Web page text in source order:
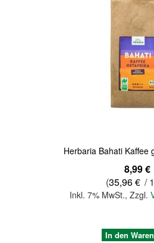
Herbaria Bahati Kaffee
8,99 €
(35,96 € /
Inkl. 7% MwSt.,Zzgl.
In den